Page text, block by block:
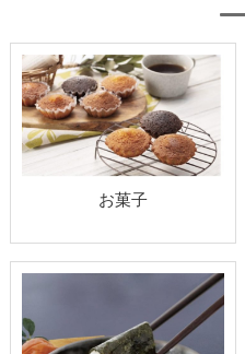
お菓子